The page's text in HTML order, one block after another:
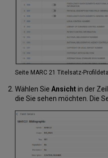
Überprüfung
Feldern,
Normalisierung
Überprüfung
Arbeit
mit
DC
Anwendungsprofilen
Anwendungsprofile
Seite MARC 21 Titelsatz-
Wählen Sie Ansichtin der
die Sie sehen möchten. Die